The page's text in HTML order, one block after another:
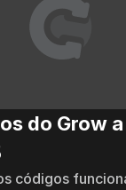
do Grow
códigos